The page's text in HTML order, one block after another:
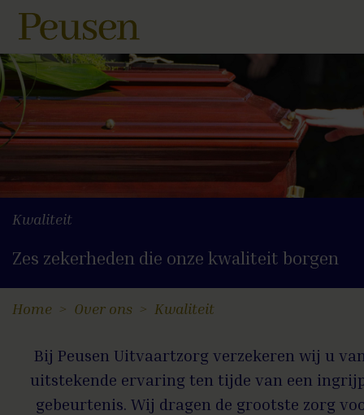
Kwaliteit
Zes zekerheden die onze kwaliteit borgen
Home Over ons Kwaliteit
Bij Peusen Uitvaartzorg verzekeren wij u
uitstekende ervaring ten tijde van een
gebeurtenis. Wij dragen de grootste zorg